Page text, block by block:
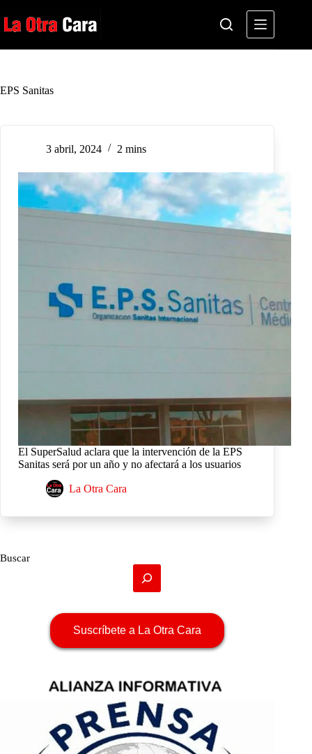
al
contenido
EPS Sanitas
3 abril, 2024 2 mins
El SuperSalud aclara que la intervención de la EPS
Sanitas será por un año y no afectará a los usuarios
La Otra Cara
Buscar
Suscríbete a La Otra Cara